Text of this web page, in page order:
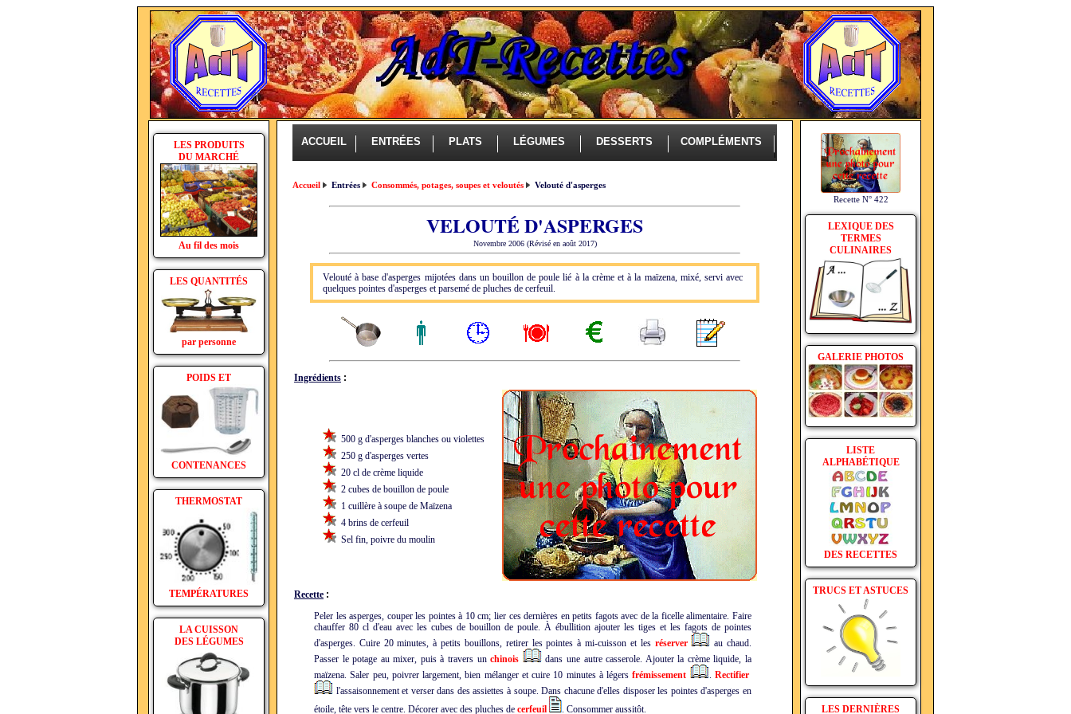
LES PRODUITS
DU MARCHÉ
Au fil des mois
LES QUANTITÉS
par personne
POIDS ET
CONTENANCES
THERMOSTAT
TEMPÉRATURES
LA CUISSON
DES LÉGUMES
ACCUEIL ENTRÉES PLATS LÉGUMES DESSERTS COMPLÉMENTS
Accueil Entrées Consommés, potages, soupes et veloutés Velouté d'asperges
VELOUTÉ D'ASPERGES
Novembre 2006 (Révisé en août 2017)
Velouté à base d'asperges mijotées dans un bouillon de poule lié à la crème et à la maïzena, mixé, servi avec
quelques pointes d'asperges et parsemé de pluches de cerfeuil.
Ingrédients :
500 g d'asperges blanches ou violettes
250 g d'asperges vertes
20 cl de crème liquide
2 cubes de bouillon de poule
1 cuillère à soupe de Maïzena
4 brins de cerfeuil
Sel fin, poivre du moulin
Recette :
Peler les asperges, couper les pointes à 10 cm; lier ces dernières en petits fagots avec de la ficelle alimentaire. Faire
chauffer 80 cl d'eau avec les cubes de bouillon de poule. À ébullition ajouter les tiges et les fagots de pointes
d'asperges. Cuire 20 minutes, à petits bouillons, retirer les pointes à mi-cuisson et les réserver
au chaud.
Passer le potage au mixer, puis à travers unchinois
dans une autre casserole. Ajouter la crème liquide, la
maïzena. Saler peu, poivrer largement, bien mélanger et cuire 10 minutes à légersfrémissement .Rectifier
l'assaisonnement et verser dans des assiettes à soupe. Dans chacune d'elles disposer les pointes d'asperges en
étoile, tête vers le centre. Décorer avec des pluches de cerfeuil . Consommer aussitôt.
Recette N° 422
LEXIQUE DES
TERMES
CULINAIRES
GALERIE PHOTOS
LISTE
ALPHABÉTIQUE
DES RECETTES
TRUCS ET ASTUCES
LES DERNIÈRES